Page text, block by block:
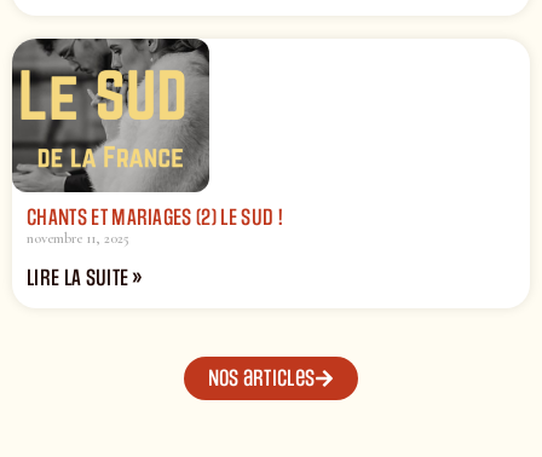
CHANTS ET MARIAGES (2) LE SUD !
novembre 11, 2025
LIRE LA SUITE »
Nos articles